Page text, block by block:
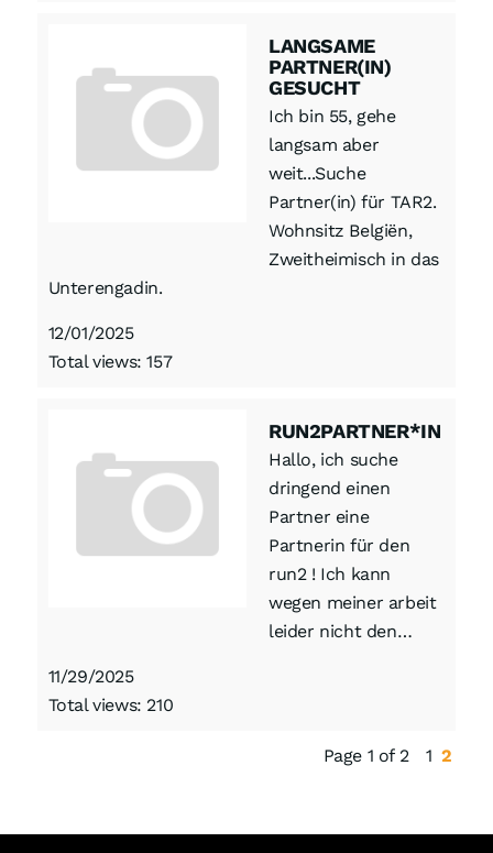
LANGSAME
PARTNER(IN)
GESUCHT
Ich bin 55, gehe
langsam aber
weit...Suche
Partner(in) für TAR2.
Wohnsitz Belgiën,
Zweitheimisch in das
Unterengadin.
12/01/2025
Total views: 157
RUN2PARTNER*IN
Hallo, ich suche
dringend einen
Partner eine
Partnerin für den
run2 ! Ich kann
wegen meiner arbeit
leider nicht den…
11/29/2025
Total views: 210
Page 1 of 2 1 2